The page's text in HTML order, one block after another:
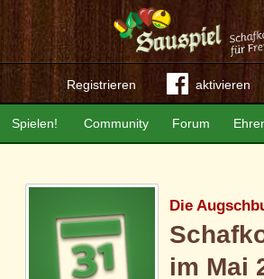
Registrieren aktivieren
Community Forum
Spielen!
Die
im Mai